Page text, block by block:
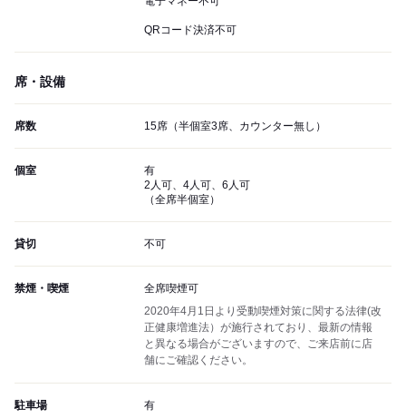
QRコード決済不可
席・設備
席数 15席（半個室3席、カウンター無し）
個室
有
2人可、4人可、6人可
（全席半個室）
貸切 不可
禁煙・喫煙
全席喫煙可
2020年4月1日より受動喫煙対策に関する法律(改
正健康増進法）が施行されており、最新の情報
と異なる場合がございますので、ご来店前に店
舗にご確認ください。
駐車場 有